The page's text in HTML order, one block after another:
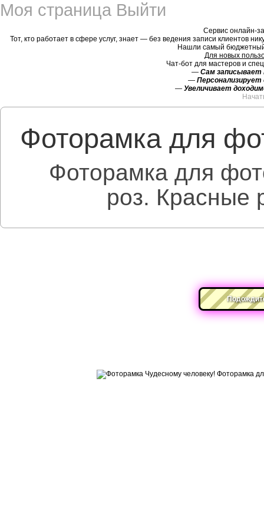
Моя страница Выйти
Сервис онлайн-
Тот, кто работает в сфере услуг, знает — без ведения записи клиентов
Нашли самый
Для новых
Чат-бот для мастеров и
— Сам записывает
— Персонализирует
— Увеличивает
Фоторамка для
Фоторамка для
роз. Красные